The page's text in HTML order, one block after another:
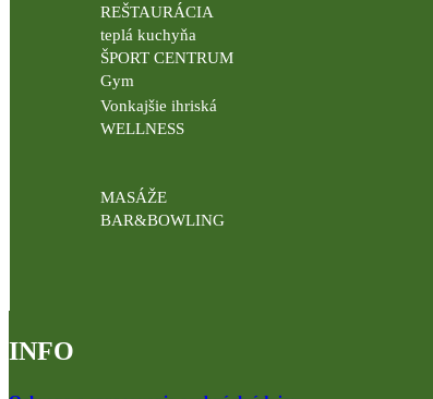
REŠTAURÁCIA
teplá kuchyňa
ŠPORT CENTRUM
Gym
Vonkajšie ihriská
WELLNESS
MASÁŽE
BAR&BOWLING
INFO